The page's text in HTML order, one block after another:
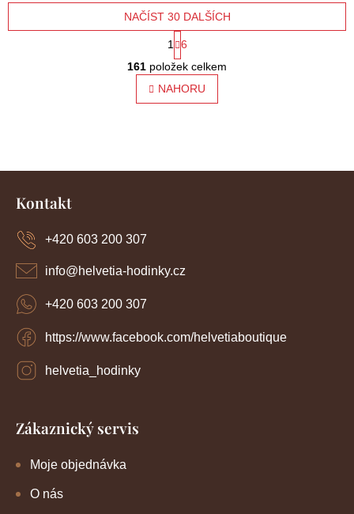
O
v
l
á
ý
NAČÍST 30 DALŠÍCH
S
t
r
k
n
1
6
161 položek celkem
NAHORU
Z
Kontakt
info@helvetia-hodinky.cz
+420 603 200 307
https://www.facebook.com/helvetiaboutique
helvetia_hodinky
+420 603 200 307
Zákaznický servis
Moje objednávka
O nás